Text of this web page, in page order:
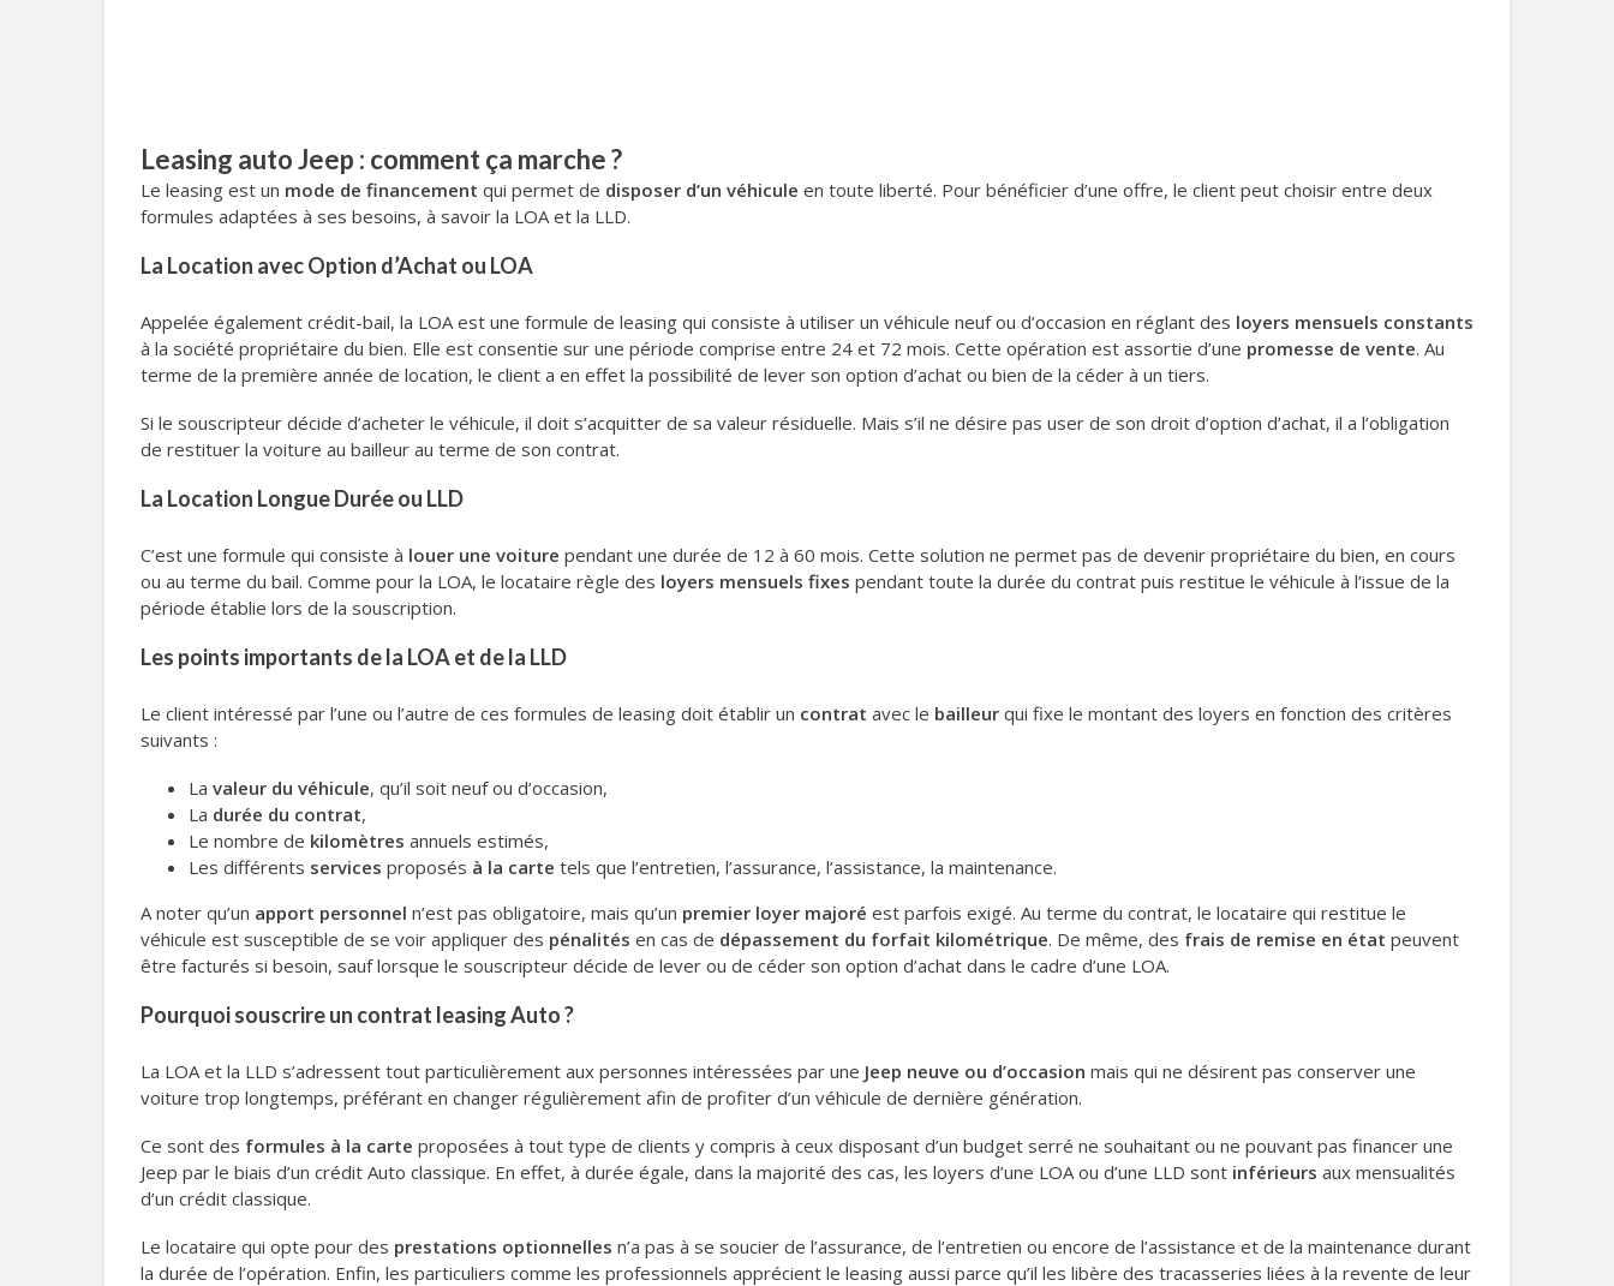
Leasing auto Jeep : comment ça marche ?
Le leasing est un mode de financement qui permet de disposer d’un véhicule en toute liberté. Pour bénéficier d’une offre, le client peut choisir entre deux
formules adaptées à ses besoins, à savoir la LOA et la LLD.
La Location avec Option d’Achat ou LOA
Appelée également crédit-bail, la LOA est une formule de leasing qui consiste à utiliser un véhicule neuf ou d’occasion en réglant des loyers mensuels constants
à la société propriétaire du bien. Elle est consentie sur une période comprise entre 24 et 72 mois. Cette opération est assortie d’une promesse de vente. Au
terme de la première année de location, le client a en effet la possibilité de lever son option d’achat ou bien de la céder à un tiers.
Si le souscripteur décide d’acheter le véhicule, il doit s’acquitter de sa valeur résiduelle. Mais s’il ne désire pas user de son droit d’option d’achat, il a l’obligation
de restituer la voiture au bailleur au terme de son contrat.
La Location Longue Durée ou LLD
C’est une formule qui consiste à louer une voiture pendant une durée de 12 à 60 mois. Cette solution ne permet pas de devenir propriétaire du bien, en cours
ou au terme du bail. Comme pour la LOA, le locataire règle des loyers mensuels fixes pendant toute la durée du contrat puis restitue le véhicule à l’issue de la
période établie lors de la souscription.
Les points importants de la LOA et de la LLD
Le client intéressé par l’une ou l’autre de ces formules de leasing doit établir un contrat avec le bailleur qui fixe le montant des loyers en fonction des critères
suivants :
La valeur du véhicule, qu’il soit neuf ou d’occasion,
La durée du contrat,
Le nombre de kilomètres annuels estimés,
Les différents services proposés à la carte tels que l’entretien, l’assurance, l’assistance, la maintenance.
A noter qu’un apport personnel n’est pas obligatoire, mais qu’un premier loyer majoré est parfois exigé. Au terme du contrat, le locataire qui restitue le
véhicule est susceptible de se voir appliquer des pénalités en cas de dépassement du forfait kilométrique. De même, des frais de remise en état peuvent
être facturés si besoin, sauf lorsque le souscripteur décide de lever ou de céder son option d’achat dans le cadre d’une LOA.
Pourquoi souscrire un contrat leasing Auto ?
La LOA et la LLD s’adressent tout particulièrement aux personnes intéressées par une Jeep neuve ou d’occasion mais qui ne désirent pas conserver une
voiture trop longtemps, préférant en changer régulièrement afin de profiter d’un véhicule de dernière génération.
Ce sont des formules à la carte proposées à tout type de clients y compris à ceux disposant d’un budget serré ne souhaitant ou ne pouvant pas financer une
Jeep par le biais d’un crédit Auto classique. En effet, à durée égale, dans la majorité des cas, les loyers d’une LOA ou d’une LLD sont inférieurs aux mensualités
d’un crédit classique.
Le locataire qui opte pour des prestations optionnelles n’a pas à se soucier de l’assurance, de l’entretien ou encore de l’assistance et de la maintenance durant
la durée de l’opération. Enfin, les particuliers comme les professionnels apprécient le leasing aussi parce qu’il les libère des tracasseries liées à la revente de leur